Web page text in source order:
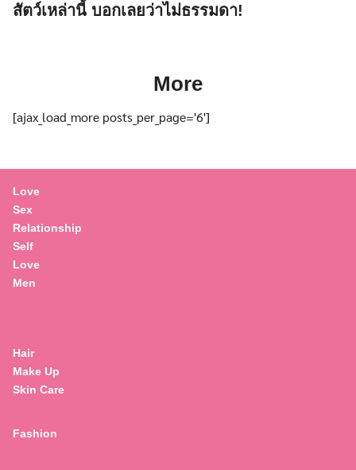
สัตว์เหล่านี้ บอกเลยว่าไม่ธรรมดา!
More
[ajax_load_more posts_per_page='6']
Love
Sex
Relationship
Self
Love
Men
Hair
Make Up
Skin Care
Fashion